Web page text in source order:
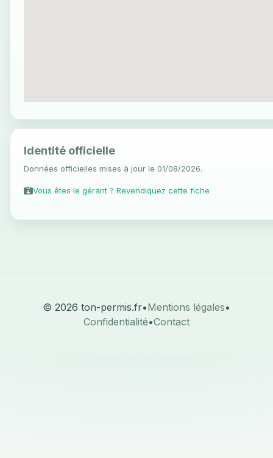
Identité officielle
Données officielles mises à jour le 01/08/2026.
Vous êtes le gérant ? Revendiquez cette fiche
© 2026 ton-permis.fr•Mentions légales•
Confidentialité•Contact